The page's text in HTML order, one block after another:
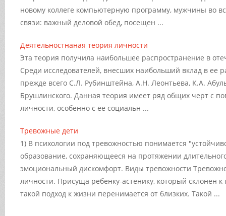
новому коллеге компьютерную программу, мужчины во
связи: важный деловой обед, посещен ...
Деятельностнаная теория личности
Эта теория получила наибольшее распространение в
Среди исследователей, внесших наибольший вклад в ее
прежде всего С.Л. Рубинштейна, А.Н. Леонтьева, К.А.
Брушлинского. Данная теория имеет ряд общих черт с
личности, особенно с ее социальн ...
Тревожные дети
1) В психологии под тревожностью понимается
образование, сохраняющееся на протяжении
эмоциональный дискомфорт. Виды тревожности
личности. Присуща ребенку-астенику, который склонен
такой подход к жизни перенимается от близких. Такой ...